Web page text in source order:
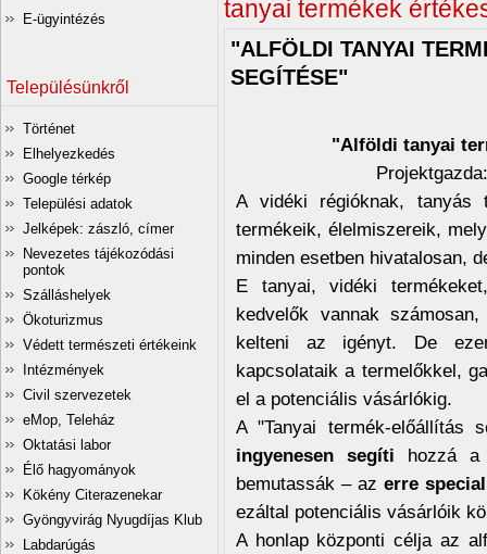
E-ügyintézés
Településünkről
Történet
Elhelyezkedés
Google térkép
Települési adatok
Jelképek: zászló, címer
Nevezetes tájékozódási
pontok
Szálláshelyek
Ökoturizmus
Védett természeti értékeink
Intézmények
Civil szervezetek
eMop, Teleház
Oktatási labor
Élő hagyományok
Kökény Citerazenekar
Gyöngyvirág Nyugdíjas Klub
Labdarúgás
tanyai termékek
"ALFÖLDI TANYAI
SEGÍTÉSE"
"Alföldi tanyai
A vidéki régióknak, tanyás
termékeik, élelmiszereik,
minden esetben hivatalosan,
E tanyai, vidéki
kedvelők vannak
kelteni az igényt. De
kapcsolataik a termelőkkel,
el a potenciális vásárlókig.
A "Tanyai termék-előállítás
ingyenesen segíti hozzá a
bemutassák – az erre
ezáltal potenciális vásárlóik
A honlap központi célja az